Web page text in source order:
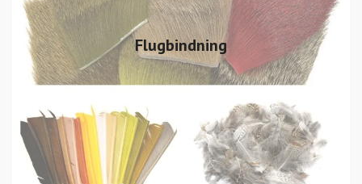
Flugbindning